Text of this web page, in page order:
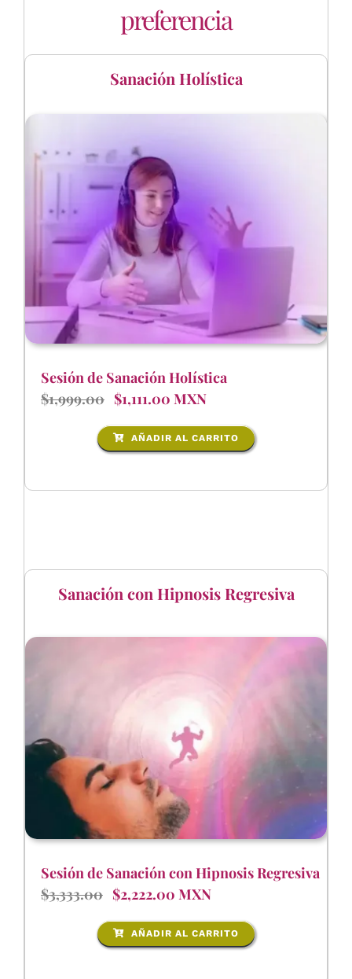
preferencia
Sanación Holística
Sesión de Sanación Holística
$1,999.00 $1,111.00 MXN
AÑADIR AL CARRITO
Sanación con Hipnosis Regresiva
Sesión de Sanación con Hipnosis Regresiva
$3,333.00 $2,222.00 MXN
AÑADIR AL CARRITO